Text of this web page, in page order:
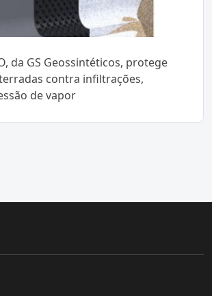
da GS Geossintéticos, protege
contra infiltrações,
de vapor